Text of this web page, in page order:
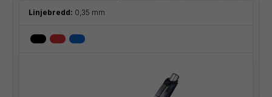
Linjebredd: 0,35 mm